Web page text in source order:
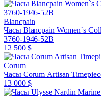
Blancpain
Часы Blancpain Women`s
3760-1946-52B
12 500 $
Corum
Часы Corum Artisan
13 000 $